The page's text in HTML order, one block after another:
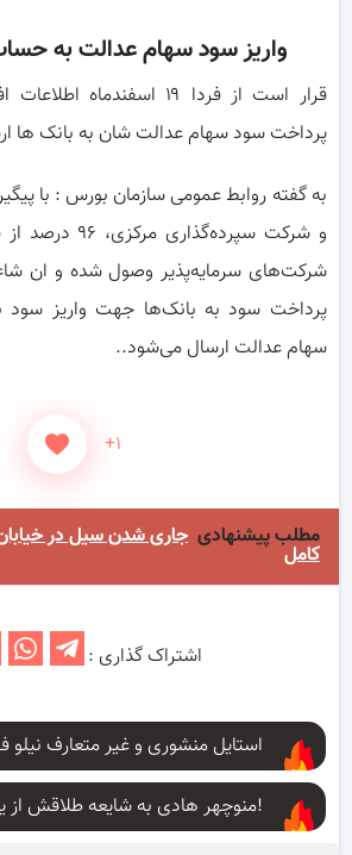
واریز سود سهام عدالت به
قرار است از فردا ۱۹
پرداخت سود سهام عدالت شان به بانک ها
به گفته روابط عمومی سازمان بورس : با
و شرکت
شرکت‌های سرمایه‌پذیر وصول شده و ان شاء
پرداخت سود به بانک‌ها جهت واریز سود
سهام عدالت ارسال می‌شود..
+۱
مطلب پیشنهادی جاری شدن سیل در
کامل
اشتراک گذاری :
استایل منشوری و غیر متعارف نیلو
منوچهر هادی به شایعه طلاقش از یکتا ناصر پاسخ داد!